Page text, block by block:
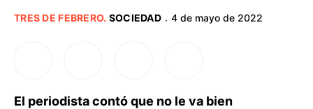
TRES DE FEBRERO. SOCIEDAD · 4 de mayo de 2022
El periodista contó que no le va bien